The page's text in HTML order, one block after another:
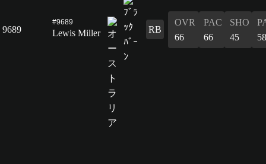
9689
#9689
Lewis Miller RB
OVR
66
PAC
66
SHO
45
58